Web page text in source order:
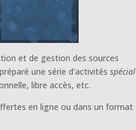
et de gestion des sources
une série d’activitésspécial
libre accès, etc.
en ligne ou dans un format